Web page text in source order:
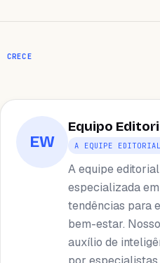
CRECE
EW
Equipo
A EQUIPE
A equipe
especializada
tendências para
bem-estar.
auxílio de